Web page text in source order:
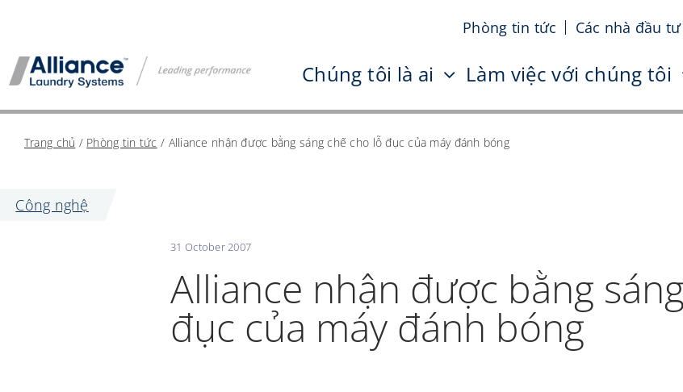
nội
dung
Phòng tin tức Các nhà đầu tư
Chúng tôi là ai Làm việc với chúng tôi
Trang chủ / Phòng tin tức / Alliance nhận được bằng sáng chế cho lỗ đục của máy đánh bóng
Công nghệ
31 October 2007
Alliance nhận được bằng
đục của máy đánh bóng